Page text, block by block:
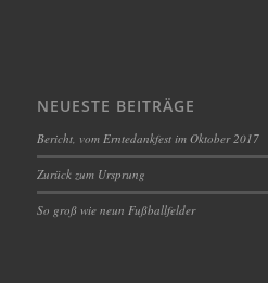
NEUESTE BEITRÄGE
Bericht, vom Erntedankfest im Oktober 2017
Zurück zum Ursprung
So groß wie neun Fußballfelder